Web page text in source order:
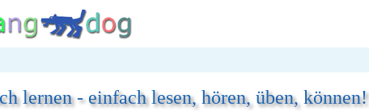
lernen - einfach lesen, hören, üben, können!